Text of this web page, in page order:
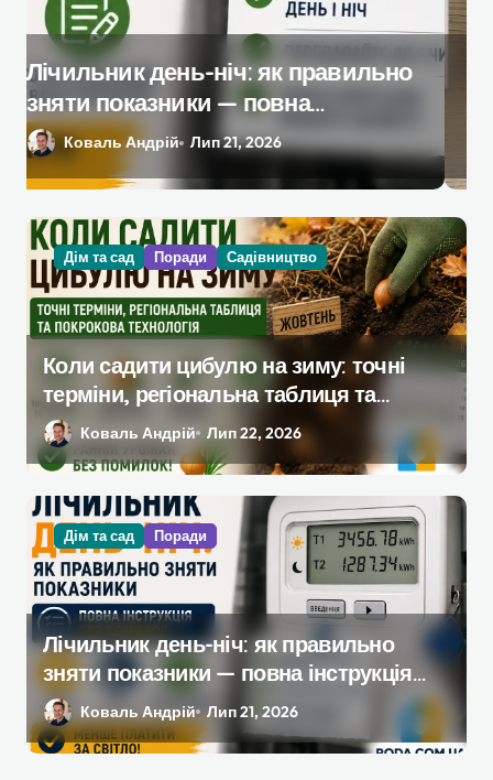
Які аксесуари потрібно докупити
до базової комплектації iPhone
Савчук Олена Лип 17, 2026
Дім та сад Поради Садівництво
Коли садити цибулю на зиму: точні
терміни, регіональна таблиця та
покрокова технологія
Коваль Андрій Лип 22, 2026
Дім та сад Поради
Лічильник день-ніч: як правильно
зняти показники — повна інструкція
без помилок
Коваль Андрій Лип 21, 2026